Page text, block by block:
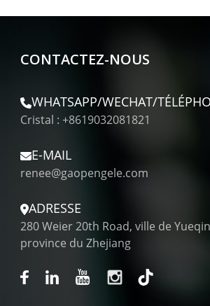
CONTACTEZ-NOUS
WHATSAPP/WECHAT/
Cristal : +8619032081821
E-MAIL
renee@gaopengele.com
ADRESSE
280 Weier 20th Road, ville de
province du Zhejiang